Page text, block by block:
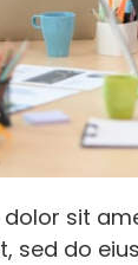
dolor sit
sed do